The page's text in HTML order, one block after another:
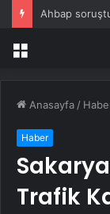
Menü
Anasayfa /
Haber
Trafik